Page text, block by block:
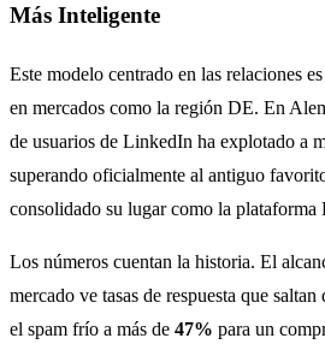
Más Inteligente
Este modelo centrado en las relaciones
en mercados como la región DE. En
de usuarios de LinkedIn ha explotado a
superando oficialmente al antiguo
consolidado su lugar como la
Los números cuentan la historia. El
mercado ve tasas de respuesta que
el spam frío a más de 47% para un